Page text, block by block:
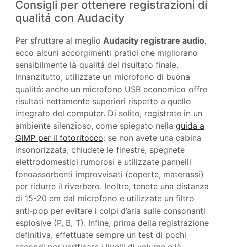
Consigli per ottenere registrazioni di
qualitá con Audacity
Per sfruttare al meglio Audacity registrare audio,
ecco alcuni accorgimenti pratici che migliorano
sensibilmente là qualitá del risultato finale.
Innanzitutto, utilizzate un microfono di buona
qualitá: anche un microfono USB economico offre
risultati nettamente superiori rispetto a quello
integrato del computer. Di solito, registrate in un
ambiente silenzioso, come spiegato nella guida a
GIMP per il fotoritocco: se non avete una cabina
insonorizzata, chiudete le finestre, spegnete
elettrodomestici rumorosi e utilizzate pannelli
fonoassorbenti improvvisati (coperte, materassi)
per ridurre il riverbero. Inoltre, tenete una distanza
di 15-20 cm dal microfono e utilizzate un filtro
anti-pop per evitare i colpi d’aria sulle consonanti
esplosive (P, B, T). Infine, prima della registrazione
definitiva, effettuate sempre un test di pochi